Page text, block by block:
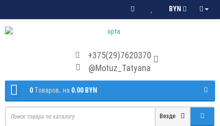
BYN
+375(29)7620370
@Motuz_Tatyana
0 Tоваров, на 0.00 BYN
Везде